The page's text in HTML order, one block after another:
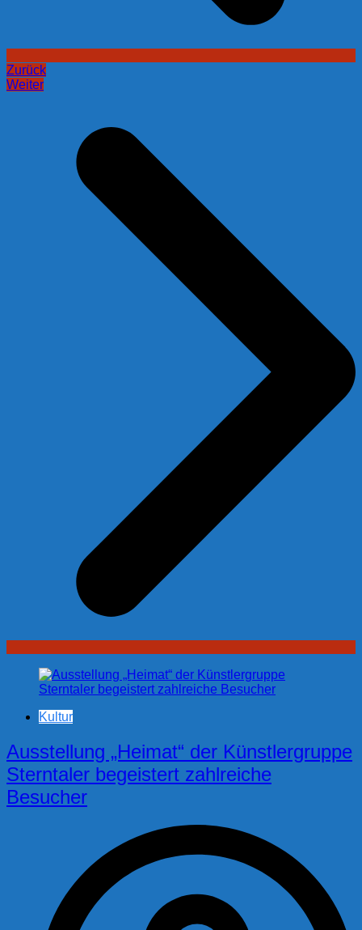
Zurück
Weiter
Kultur
Ausstellung „Heimat“ der Künstlergruppe
Sterntaler begeistert zahlreiche
Besucher